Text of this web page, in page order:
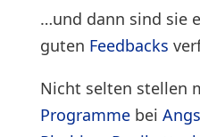
…und dann sind sie
guten Feedbacks
Nicht selten stellen
Programmebei